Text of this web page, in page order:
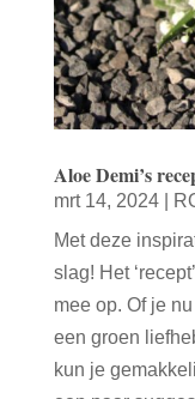
Aloe Demi’s
mrt 14, 2024|
Met deze
slag! Het
mee op. Of je
een groen
kun je